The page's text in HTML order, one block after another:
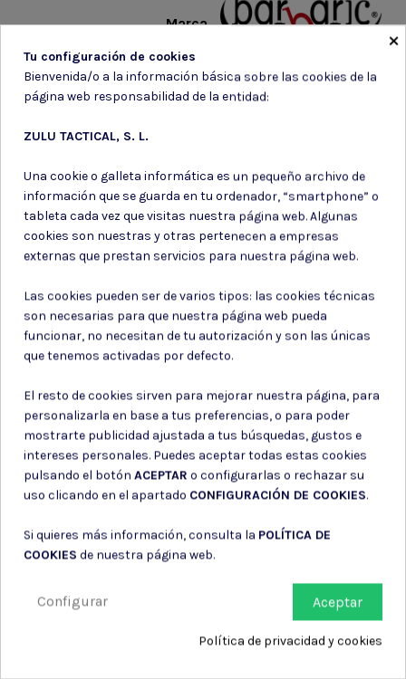
Marca
Suscríbete a nuestro boletín
Puede darse de baja en cualquier momento. Para ello, consulte nuestra
información de contacto en el aviso legal.
Consiento el uso de mis datos personales para recibir publicidad
de su entidad.
×
Tu configuración de cookies
Bienvenida/o a la información básica sobre las cookies de la
página web responsabilidad de la entidad:
ZULU TACTICAL, S. L.
Una cookie o galleta informática es un pequeño archivo de
información que se guarda en tu ordenador, “smartphone” o
tableta cada vez que visitas nuestra página web. Algunas
cookies son nuestras y otras pertenecen a empresas
externas que prestan servicios para nuestra página web.
Las cookies pueden ser de varios tipos: las cookies técnicas
son necesarias para que nuestra página web pueda
funcionar, no necesitan de tu autorización y son las únicas
que tenemos activadas por defecto.
El resto de cookies sirven para mejorar nuestra página, para
personalizarla en base a tus preferencias, o para poder
mostrarte publicidad ajustada a tus búsquedas, gustos e
intereses personales. Puedes aceptar todas estas cookies
pulsando el botón ACEPTAR o configurarlas o rechazar su
uso clicando en el apartado CONFIGURACIÓN DE COOKIES.
Si quieres más información, consulta la POLÍTICA DE
COOKIES de nuestra página web.
Aceptar
Configurar
Política de privacidad y cookies